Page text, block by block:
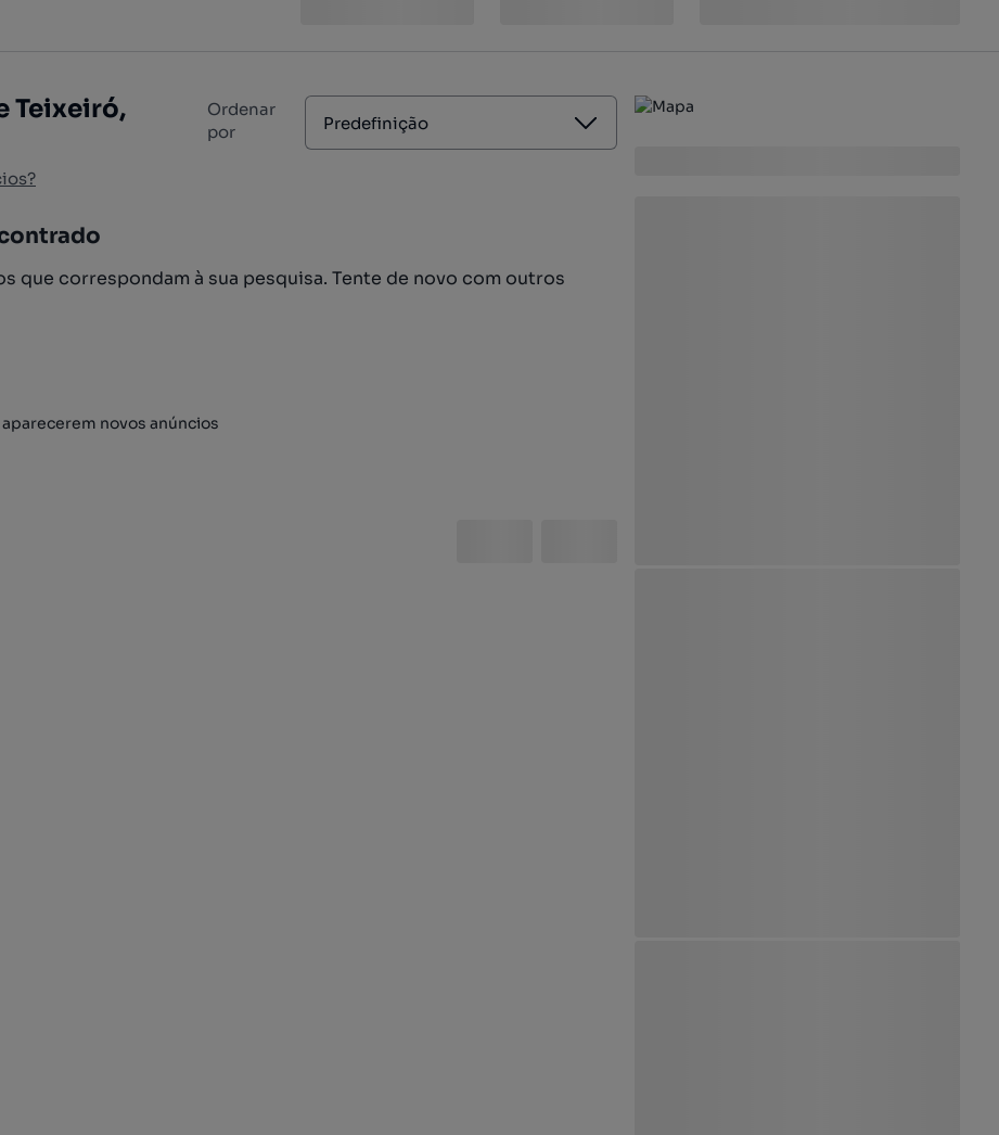
Teixeiró,
Ordenar
por
Predefinição
que correspondam à sua pesquisa. Tente de novo com outros
novos anúncios